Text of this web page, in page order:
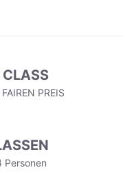
CLASS
PREIS
Personen